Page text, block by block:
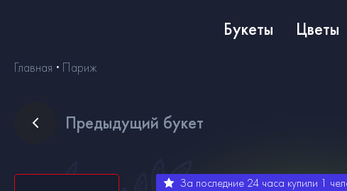
Букеты Цветы
Главная Париж
За последние 24 часа купили 1
Предыдущий букет